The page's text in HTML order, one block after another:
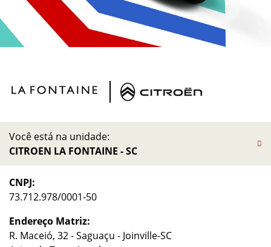
Você está na unidade:
CITROEN LA FONTAINE - SC
CNPJ:
73.712.978/0001-50
Endereço Matriz:
R. Maceió, 32 - Saguaçu - Joinville-SC